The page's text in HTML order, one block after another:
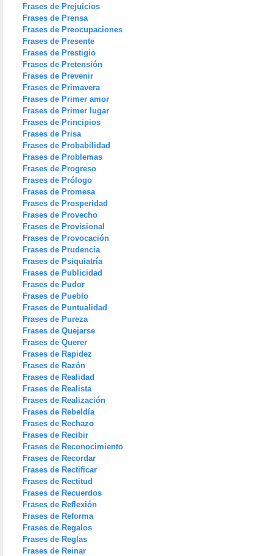
Frases de Prejuicios
Frases de Prensa
Frases de Preocupaciones
Frases de Presente
Frases de Prestigio
Frases de Pretensión
Frases de Prevenir
Frases de Primavera
Frases de Primer amor
Frases de Primer lugar
Frases de Principios
Frases de Prisa
Frases de Probabilidad
Frases de Problemas
Frases de Progreso
Frases de Prólogo
Frases de Promesa
Frases de Prosperidad
Frases de Provecho
Frases de Provisional
Frases de Provocación
Frases de Prudencia
Frases de Psiquiatría
Frases de Publicidad
Frases de Pudor
Frases de Pueblo
Frases de Puntualidad
Frases de Pureza
Frases de Quejarse
Frases de Querer
Frases de Rapidez
Frases de Razón
Frases de Realidad
Frases de Realista
Frases de Realización
Frases de Rebeldía
Frases de Rechazo
Frases de Recibir
Frases de Reconocimiento
Frases de Recordar
Frases de Rectificar
Frases de Rectitud
Frases de Recuerdos
Frases de Reflexión
Frases de Reforma
Frases de Regalos
Frases de Reglas
Frases de Reinar